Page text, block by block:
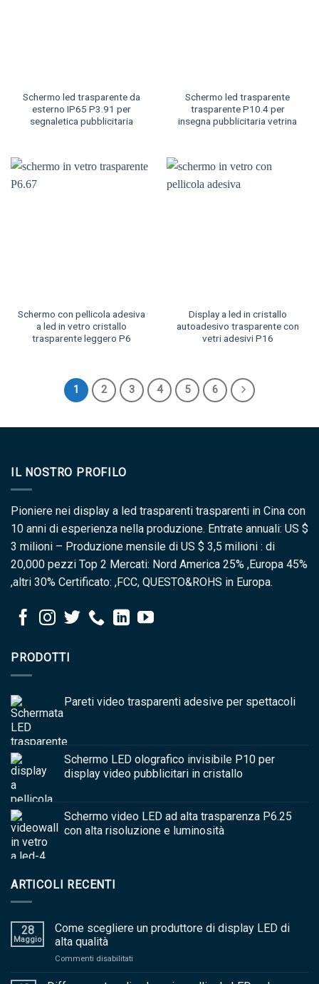
Schermo led trasparente da
esterno IP65 P3.91 per
segnaletica pubblicitaria
Schermo led trasparente
trasparente P10.4 per
insegna pubblicitaria vetrina
Schermo con pellicola adesiva
a led in vetro cristallo
trasparente leggero P6
Display a led in cristallo
autoadesivo trasparente con
vetri adesivi P16
1 2 3 4 5 6
IL NOSTRO PROFILO
Pioniere nei display a led trasparenti trasparenti in Cina con
10 anni di esperienza nella produzione. Entrate annuali: US $
3 milioni – Produzione mensile di US $ 3,5 milioni : di
20,000 pezzi Top 2 Mercati: Nord America 25% ,Europa 45%
,altri 30% Certificato: ,FCC, QUESTO&ROHS in Europa.
PRODOTTI
Pareti video trasparenti adesive per spettacoli
Schermo LED olografico invisibile P10 per
display video pubblicitari in cristallo
Schermo video LED ad alta trasparenza P6.25
con alta risoluzione e luminosità
ARTICOLI RECENTI
28
Maggio
Come scegliere un produttore di display LED di
alta qualità
Commenti disabilitati